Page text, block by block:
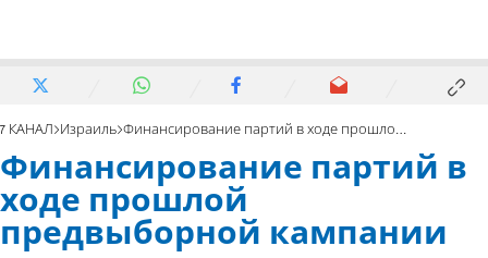
7 КАНАЛ Израиль Финансирование партий в ходе прошлой предвыборной кампании
Финансирование партий в
ходе прошлой
предвыборной кампании